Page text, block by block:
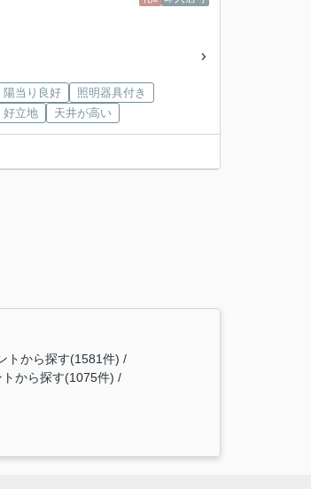
陽当り良好
照明器具付き
好立地 天井が高い
トから探す(1581件)
から探す(1075件)